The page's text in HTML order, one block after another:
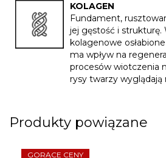
KOLAGEN
Fundament,
jej gęstość i strukturę.
kolagenowe
ma wpływ na
procesów wiotczenia
rysy twarzy wyglądają
Produkty powiązane
GORĄCE CENY